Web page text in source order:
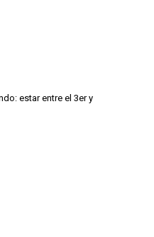
estar entre el 3er y